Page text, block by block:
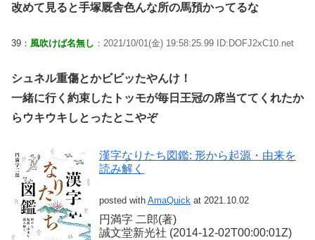
改めて見ると手塚厩舎色んな所の馬預かってるな
39： 風吹けば名無し ：2021/10/01(金) 19:58:25.99 ID:DOFJ2xC10.net
シュネル重傷とかビビッたやんけ！
一緒に行く約束したトッモが毎日王冠の席当ててくれたか
らウキウキしとったとこやぞ
漢字なりたち図鑑: 形から起源・由来を
読み解く
posted with AmaQuick at 2021.10.02
円満字 二郎(著)
誠文堂新光社 (2014-12-02T00:00:01Z)